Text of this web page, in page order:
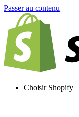
Passer au contenu
Choisir Shopify